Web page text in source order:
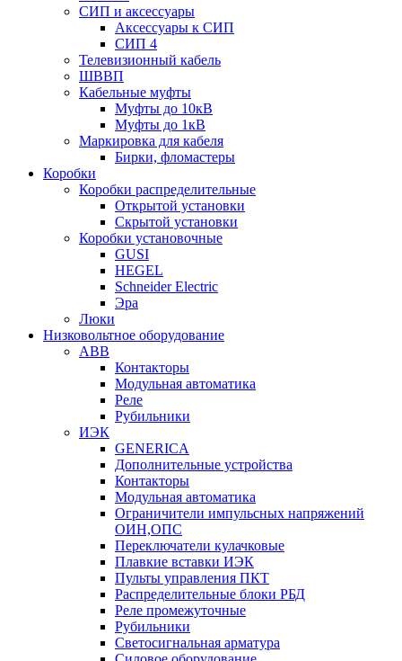
СИП и аксессуары
Аксессуары к СИП
СИП 4
Телевизионный кабель
ШВВП
Кабельные муфты
Муфты до 10кВ
Муфты до 1кВ
Маркировка для кабеля
Бирки, фломастеры
Коробки
Коробки распределительные
Открытой установки
Скрытой установки
Коробки установочные
GUSI
HEGEL
Schneider Electric
Эра
Люки
Низковольтное оборудование
ABB
Контакторы
Модульная автоматика
Реле
Рубильники
ИЭК
GENERICA
Дополнительные устройства
Контакторы
Модульная автоматика
Ограничители импульсных напряжений
ОИН,ОПС
Переключатели кулачковые
Плавкие вставки ИЭК
Пульты управления ПКТ
Распределительные блоки РБД
Реле промежуточные
Рубильники
Светосигнальная арматура